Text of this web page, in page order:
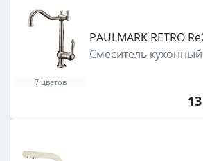
функции (конвекция, гриль,
защита от детей).PAULMARK RETRO
Смеситель кухонный
7 цветов